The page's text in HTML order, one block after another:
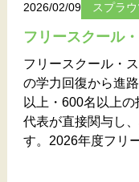
2026/02/09 スプラ
フリースクール・
の学力回復から進
以上・600名以上の
代表が直接関与し
す。2026年度フリ